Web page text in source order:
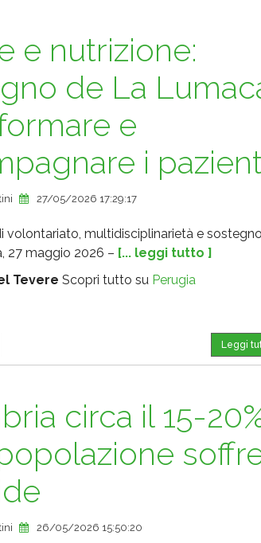
e nutrizione:
de La
e
i
27/05/2026 17:29:17
volontariato, multidisciplinarietà e
27 maggio 2026 – [... leggi tutto ]
Tevere Scopri tutto su Perugia
Leggi
circa il 15-
26/05/2026 15:50:20